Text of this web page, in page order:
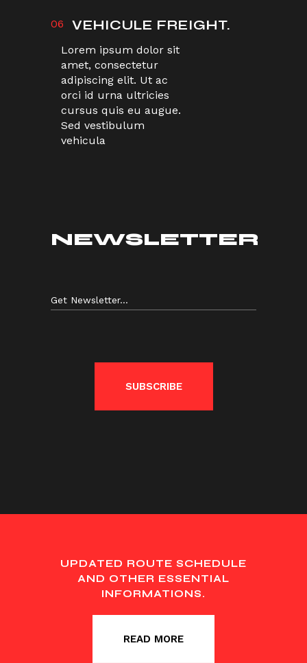
06 VEHICULE FREIGHT.
Lorem ipsum dolor sit
amet, consectetur
adipiscing elit. Ut ac
orci id urna ultricies
cursus quis eu augue.
Sed vestibulum
vehicula
NEWSLETTER
UPDATED ROUTE SCHEDULE
AND OTHER ESSENTIAL
INFORMATIONS.
READ MORE